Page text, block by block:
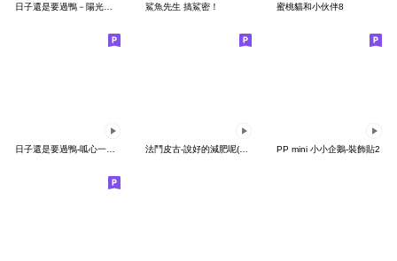
鯊魚先生 搞鯊密！ 蜜桃貓和小伙伴8
日子還是要過鴨-呱心一下鴨 法鬥皮古-說好的減肥呢(第15彈) PP mini 小小企鵝-裝飾貼2